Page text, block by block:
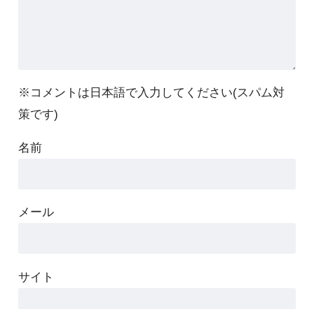
※コメントは日本語で入力してください(スパム対
策です)
名前
メール
サイト